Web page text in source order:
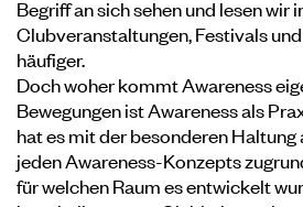
Begriff an sich sehen und lesen wir
Clubveranstaltungen, Festivals
häufiger.
Doch woher kommt Awareness
Bewegungen ist Awareness als
hat es mit der besonderen Haltung
jeden Awareness-Konzepts
für welchen Raum es entwickelt